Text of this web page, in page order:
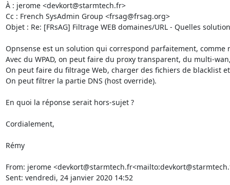
À : jerome <devkort@starmtech.fr>
Cc : French SysAdmin Group <frsag@frsag.org>
Objet : Re: [FRsAG] Filtrage WEB domaines/URL - Quelles
Opnsense est un solution qui correspond parfaitement, comme
Avec du WPAD, on peut faire du proxy transparent, du multi-
On peut faire du filtrage Web, charger des fichiers de blacklist
On peut filtrer la partie DNS (host override).
En quoi la réponse serait hors-sujet ?
Cordialement,
Rémy
From: jerome
Sent: vendredi, 24 janvier 2020 14:52